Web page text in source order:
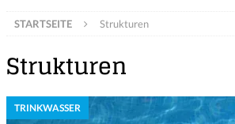
STARTSEITE Strukturen
Strukturen
TRINKWASSER